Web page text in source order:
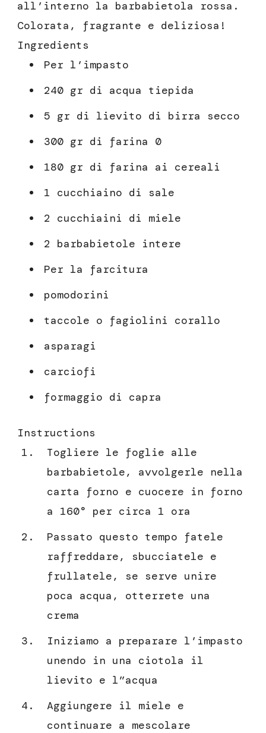
all’interno la barbabietola rossa.
Colorata, fragrante e deliziosa!
Ingredients
Per l’impasto
240 gr di acqua tiepida
5 gr di lievito di birra secco
300 gr di farina 0
180 gr di farina ai cereali
1 cucchiaino di sale
2 cucchiaini di miele
2 barbabietole intere
Per la farcitura
pomodorini
taccole o fagiolini corallo
asparagi
carciofi
formaggio di capra
Instructions
Togliere le foglie alle
barbabietole, avvolgerle nella
carta forno e cuocere in forno
a 160° per circa 1 ora
Passato questo tempo fatele
raffreddare, sbucciatele e
frullatele, se serve unire
poca acqua, otterrete una
crema
Iniziamo a preparare l’impasto
unendo in una ciotola il
lievito e l”acqua
Aggiungere il miele e
continuare a mescolare